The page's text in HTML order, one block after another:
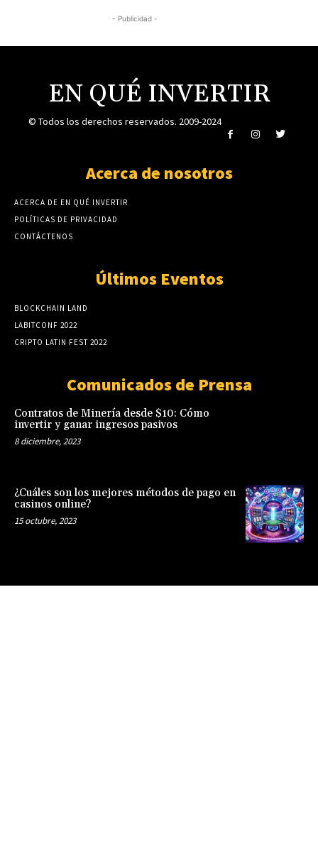
- Publicidad -
EN QUÉ INVERTIR
© Todos los derechos reservados. 2009-2024
Acerca de nosotros
ACERCA DE EN QUÉ INVERTIR
POLÍTICAS DE PRIVACIDAD
CONTÁCTENOS
Últimos Eventos
BLOCKCHAIN LAND
LABITCONF 2022
CRIPTO LATIN FEST 2022
Comunicados de Prensa
Contratos de Minería desde $10: Cómo
invertir y ganar ingresos pasivos
8 diciembre, 2023
¿Cuáles son los mejores métodos de pago en
casinos online?
15 octubre, 2023